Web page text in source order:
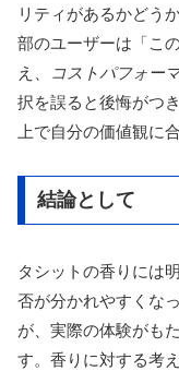
リティがあるかどう
部のユーザーは「こ
え、
コストパフォー
択を誤ると後悔がつ
上で自分の価値観に
結論として
タシットの香りには
否が分かれやすくな
が、実際の体験がも
す。香りに対する考